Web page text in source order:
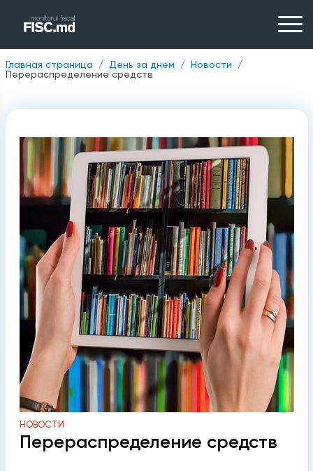
Главная страница День за днем
Новости
Перераспределение средств
НОВОСТИ
Перераспределение средств